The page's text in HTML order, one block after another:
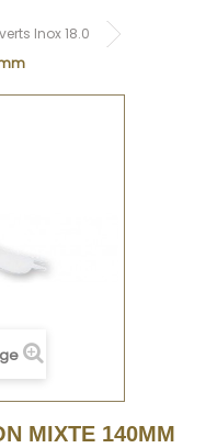
Inox 18.0
MIXTE 140MM